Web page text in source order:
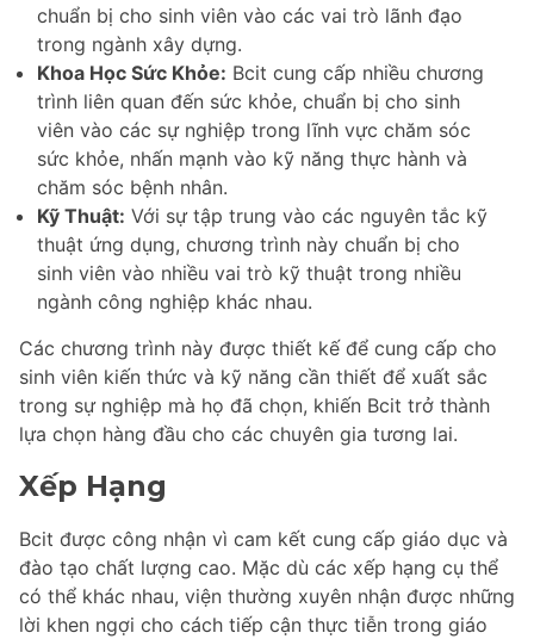
chuẩn bị cho sinh viên vào các vai trò lãnh đạo
trong ngành xây dựng.
Khoa Học Sức Khỏe: Bcit cung cấp nhiều chương
trình liên quan đến sức khỏe, chuẩn bị cho sinh
viên vào các sự nghiệp trong lĩnh vực chăm sóc
sức khỏe, nhấn mạnh vào kỹ năng thực hành và
chăm sóc bệnh nhân.
Kỹ Thuật: Với sự tập trung vào các nguyên tắc kỹ
thuật ứng dụng, chương trình này chuẩn bị cho
sinh viên vào nhiều vai trò kỹ thuật trong nhiều
ngành công nghiệp khác nhau.
Các chương trình này được thiết kế để cung cấp cho
sinh viên kiến thức và kỹ năng cần thiết để xuất sắc
trong sự nghiệp mà họ đã chọn, khiến Bcit trở thành
lựa chọn hàng đầu cho các chuyên gia tương lai.
Xếp Hạng
Bcit được công nhận vì cam kết cung cấp giáo dục và
đào tạo chất lượng cao. Mặc dù các xếp hạng cụ thể
có thể khác nhau, viện thường xuyên nhận được những
lời khen ngợi cho cách tiếp cận thực tiễn trong giáo